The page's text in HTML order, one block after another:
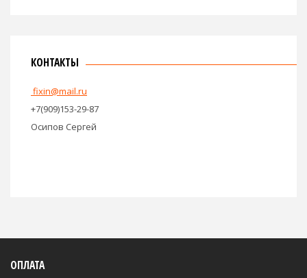
КОНТАКТЫ
fixin@mail.ru
+7(909)153-29-87
Осипов Сергей
ОПЛАТА